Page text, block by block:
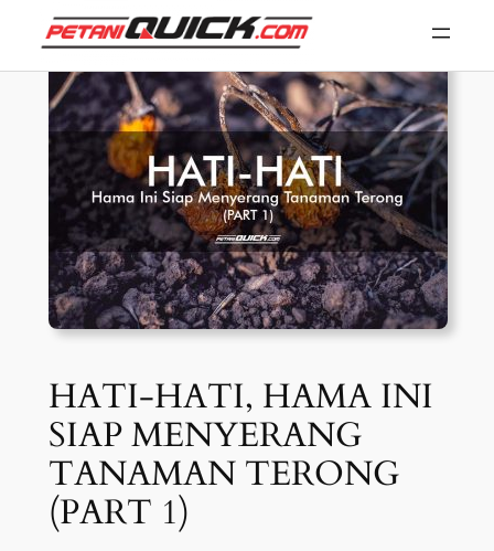
content
HATI-HATI, HAMA INI
SIAP MENYERANG
TANAMAN TERONG
(PART 1)